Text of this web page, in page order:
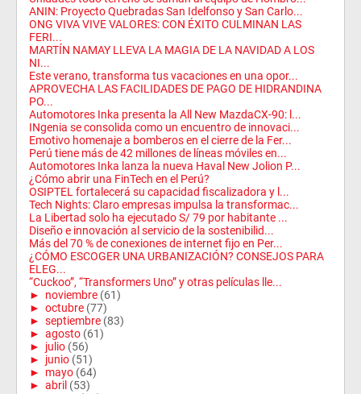
ANIN: Proyecto Quebradas San Idelfonso y San Carlo...
ONG VIVA VIVE VALORES: CON ÉXITO CULMINAN LAS
FERI...
MARTÍN NAMAY LLEVA LA MAGIA DE LA NAVIDAD A LOS
NI...
Este verano, transforma tus vacaciones en una opor...
APROVECHA LAS FACILIDADES DE PAGO DE HIDRANDINA
PO...
Automotores Inka presenta la All New MazdaCX-90: l...
INgenia se consolida como un encuentro de innovaci...
Emotivo homenaje a bomberos en el cierre de la Fer...
Perú tiene más de 42 millones de líneas móviles en...
Automotores Inka lanza la nueva Haval New Jolion P...
¿Cómo abrir una FinTech en el Perú?
OSIPTEL fortalecerá su capacidad fiscalizadora y l...
Tech Nights: Claro empresas impulsa la transformac...
La Libertad solo ha ejecutado S/ 79 por habitante ...
Diseño e innovación al servicio de la sostenibilid...
Más del 70 % de conexiones de internet fijo en Per...
¿CÓMO ESCOGER UNA URBANIZACIÓN? CONSEJOS PARA
ELEG...
“Cuckoo”, “Transformers Uno” y otras películas lle...
► noviembre (61)
► octubre (77)
► septiembre (83)
► agosto (61)
► julio (56)
► junio (51)
► mayo (64)
► abril (53)